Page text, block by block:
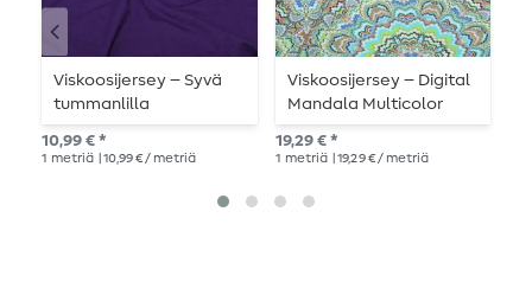
Viskoosijersey – Syvä
tummanlilla
10,99 € *
1 metriä | 10,99 € / metriä
Viskoosijersey – Digital
Mandala Multicolor
19,29 € *
1 metriä | 19,29 € / metriä